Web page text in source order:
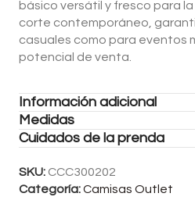
básico versátil y fresco para
corte contemporáneo,
casuales como para eventos
potencial de venta.
Información adicional
Medidas
Cuidados de la prenda
SKU: CCC300202
Categoría:Camisas Outlet